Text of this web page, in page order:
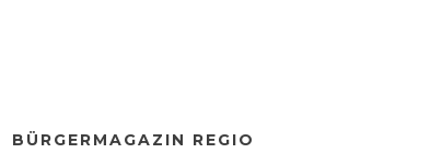
BÜRGERMAGAZIN REGIO